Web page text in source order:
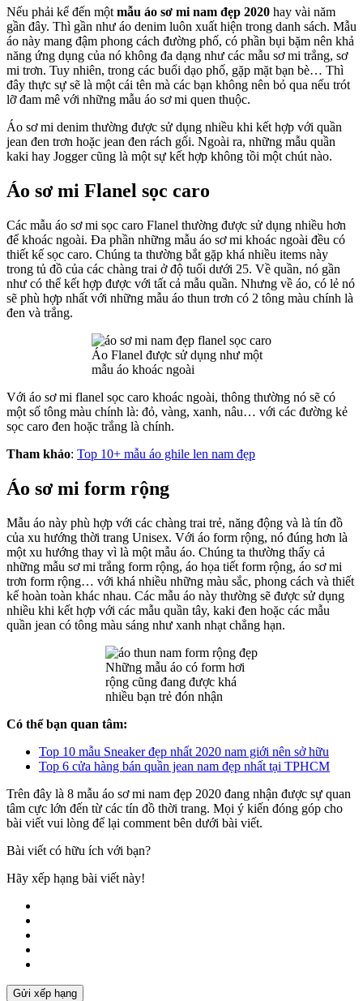
Nếu phải kể đến mộtmẫu áo sơ mi nam đẹp 2020 hay vài năm
gần đây. Thì gần như áo denim luôn xuất hiện trong danh sách. Mẫu
áo này mang đậm phong cách đường phố, có phần bụi bặm nên khả
năng ứng dụng của nó không đa dạng như các mẫu sơ mi trắng, sơ
mi trơn. Tuy nhiên, trong các buổi dạo phố, gặp mặt bạn bè… Thì
đây thực sự sẽ là một cái tên mà các bạn không nên bỏ qua nếu trót
lỡ đam mê với những mẫu áo sơ mi quen thuộc.
Áo sơ mi denim thường được sử dụng nhiều khi kết hợp với quần
jean đen trơn hoặc jean đen rách gối. Ngoài ra, những mẫu quần
kaki hay Jogger cũng là một sự kết hợp không tồi một chút nào.
Áo sơ mi Flanel sọc caro
Các mẫu áo sơ mi sọc caro Flanel thường được sử dụng nhiều hơn
để khoác ngoài. Đa phần những mẫu áo sơ mi khoác ngoài đều có
thiết kế sọc caro. Chúng ta thường bắt gặp khá nhiều items này
trong tủ đồ của các chàng trai ở độ tuổi dưới 25. Về quần, nó gần
như có thể kết hợp được với tất cả mẫu quần. Nhưng về áo, có lẻ nó
sẽ phù hợp nhất với những mẫu áo thun trơn có 2 tông màu chính là
đen và trắng.
Áo Flanel được sử dụng như một
mẫu áo khoác ngoài
Với áo sơ mi flanel sọc caro khoác ngoài, thông thường nó sẽ có
một số tông màu chính là: đỏ, vàng, xanh, nâu… với các đường kẻ
sọc caro đen hoặc trắng là chính.
Tham khảo: Top 10+ mẫu áo ghile len nam đẹp
Áo sơ mi form rộng
Mẫu áo này phù hợp với các chàng trai trẻ, năng động và là tín đồ
của xu hướng thời trang Unisex. Với áo form rộng, nó đúng hơn là
một xu hướng thay vì là một mẫu áo. Chúng ta thường thấy cả
những mẫu sơ mi trắng form rộng, áo họa tiết form rộng, áo sơ mi
trơn form rộng… với khá nhiều những màu sắc, phong cách và thiết
kế hoàn toàn khác nhau. Các mẫu áo này thường sẽ được sử dụng
nhiều khi kết hợp với các mẫu quần tây, kaki đen hoặc các mẫu
quần jean có tông màu sáng như xanh nhạt chẳng hạn.
Những mẫu áo có form hơi
rộng cũng đang được khá
nhiều bạn trẻ đón nhận
Có thể bạn quan tâm:
Top 10 mẫu Sneaker đẹp nhất 2020 nam giới nên sở hữu
Top 6 cửa hàng bán quần jean nam đẹp nhất tại TPHCM
Trên đây là 8 mẫu áo sơ mi nam đẹp 2020 đang nhận được sự quan
tâm cực lớn đến từ các tín đồ thời trang. Mọi ý kiến đóng góp cho
bài viết vui lòng để lại comment bên dưới bài viết.
Bài viết có hữu ích với bạn?
Hãy xếp hạng bài viết này!
Gửi xếp hạng